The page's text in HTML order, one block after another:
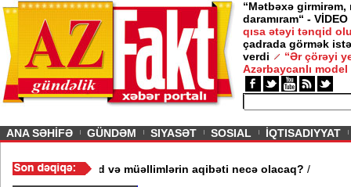
“Mətbəxə girmirəm,
daramıram“ - VİDEO
qısa ətəyi tənqid
çadrada görmək
verdi
“Ər çörəyi
Azərbaycanlı model
ANA SƏHİFƏ GÜNDƏM SIYASƏT SOSIAL İQTISADIYYAT
məktəb bağlandı - Şagird və müəllimlərin aqibəti necə olacaq?